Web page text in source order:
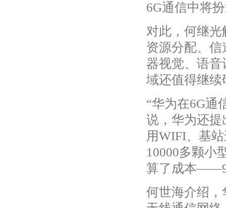
6G通信中将
对此，何继
资源分配、
器视觉、语
域还值得继续
“华为在6G通
说，华为还提
用WIFI、基
10000多颗小
算了成本
何世海介绍，